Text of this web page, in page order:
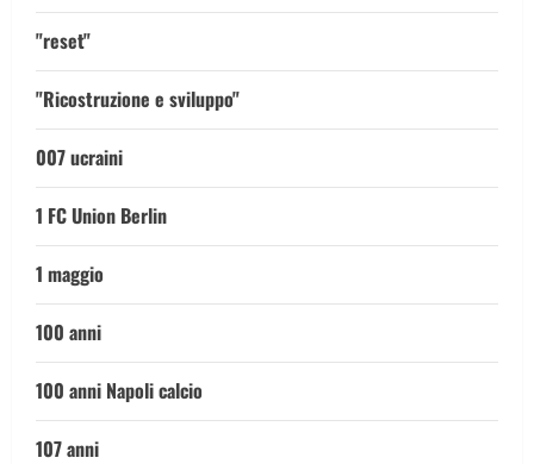
"reset"
"Ricostruzione e sviluppo"
007 ucraini
1 FC Union Berlin
1 maggio
100 anni
100 anni Napoli calcio
107 anni